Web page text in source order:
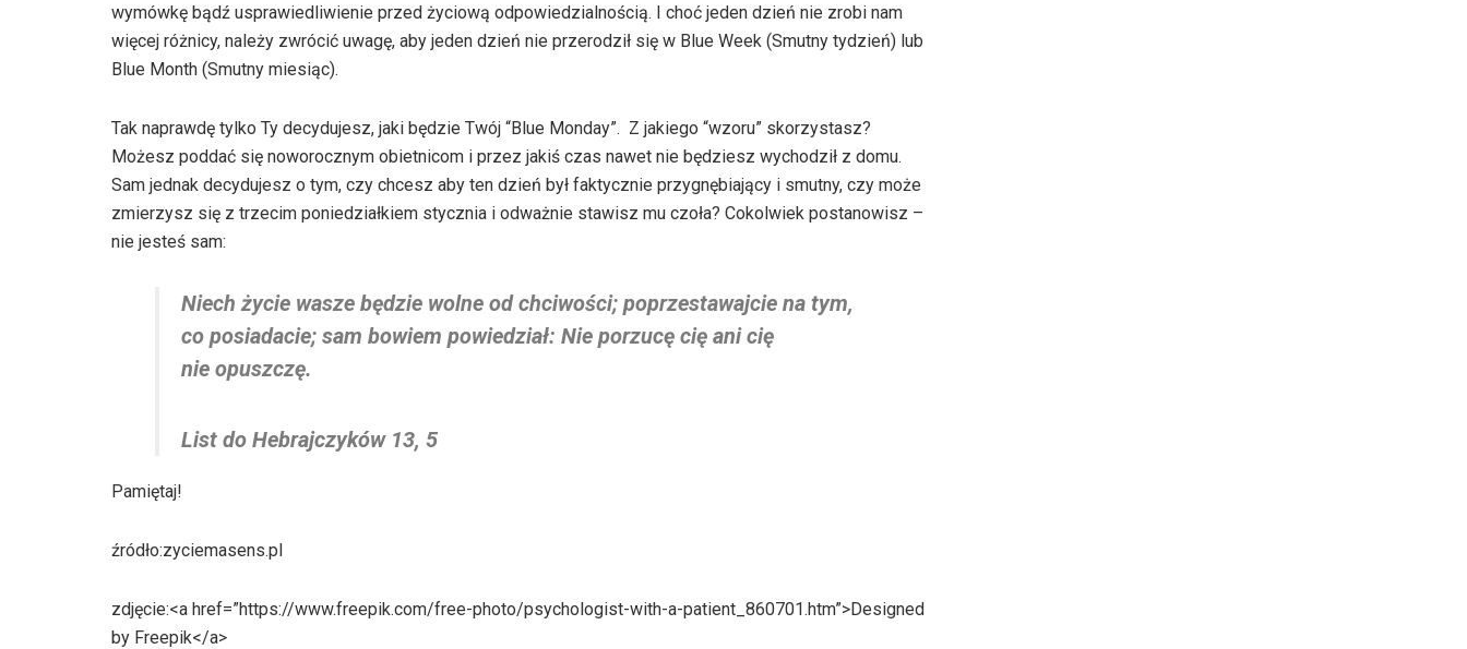
wymówkę bądź usprawiedliwienie przed życiową odpowiedzialnością. I choć jeden dzień nie zrobi nam
więcej różnicy, należy zwrócić uwagę, aby jeden dzień nie przerodził się w Blue Week (Smutny tydzień) lub
Blue Month (Smutny miesiąc).
Tak naprawdę tylko Ty decydujesz, jaki będzie Twój “Blue Monday”. Z jakiego “wzoru” skorzystasz?
Możesz poddać się noworocznym obietnicom i przez jakiś czas nawet nie będziesz wychodził z domu.
Sam jednak decydujesz o tym, czy chcesz aby ten dzień był faktycznie przygnębiający i smutny, czy może
zmierzysz się z trzecim poniedziałkiem stycznia i odważnie stawisz mu czoła? Cokolwiek postanowisz –
nie jesteś sam:
Niech życie wasze będzie wolne od chciwości; poprzestawajcie na tym,
co posiadacie; sam bowiem powiedział: Nie porzucę cię ani cię
nie opuszczę.
List do Hebrajczyków 13, 5
Pamiętaj!
źródło:zyciemasens.pl
zdjęcie:<a href=”https://www.freepik.com/free-photo/psychologist-with-a-patient_860701.htm”>Designed
by Freepik</a>